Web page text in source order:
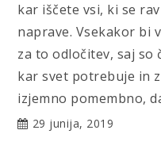
kar iščete vsi, ki se
naprave. Vsekakor bi
za to odločitev, saj so
kar svet potrebuje in
izjemno pomembno,
29 junija, 2019